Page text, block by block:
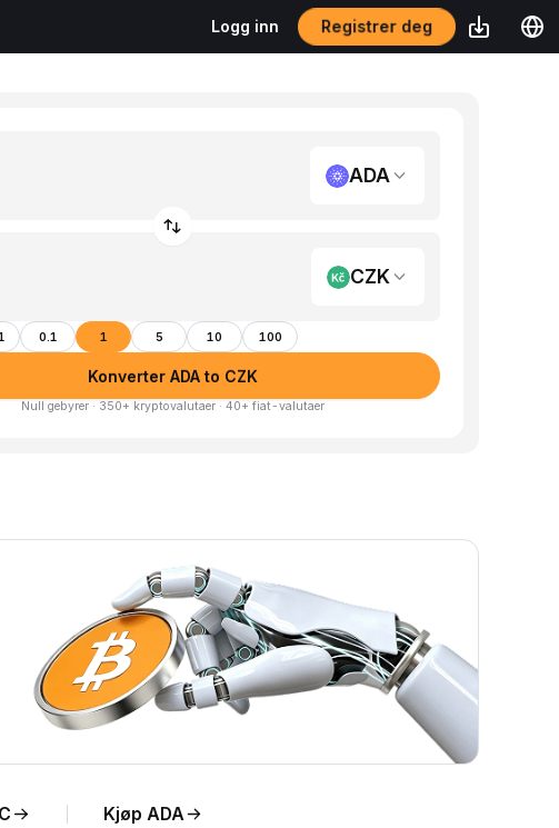
Logg inn Registrer deg
ADA
CZK
0.1 1 5 10 100
Konverter ADA to CZK
Null gebyrer · 350+ kryptovalutaer · 40+ fiat-valutaer
Kjøp ADA